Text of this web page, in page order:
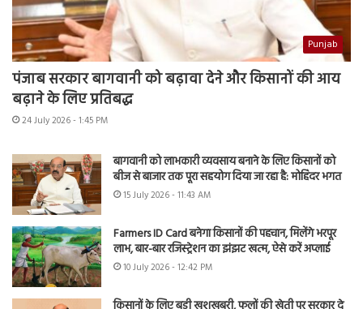
Punjab
पंजाब सरकार बागवानी को बढ़ावा देने और किसानों की आय
बढ़ाने के लिए प्रतिबद्ध
24 July 2026 - 1:45 PM
बागवानी को लाभकारी व्यवसाय बनाने के लिए किसानों को
बीज से बाजार तक पूरा सहयोग दिया जा रहा है: मोहिंदर भगत
15 July 2026 - 11:43 AM
Farmers ID Card बनेगा किसानों की पहचान, मिलेंगे भरपूर
लाभ, बार-बार रजिस्ट्रेशन का झंझट खत्म, ऐसे करें अप्लाई
10 July 2026 - 12:42 PM